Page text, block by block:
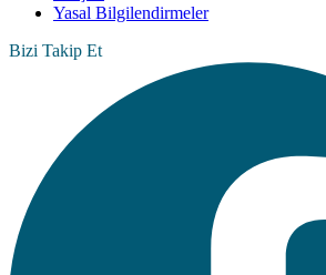
Yasal Bilgilendirmeler
Bizi Takip Et